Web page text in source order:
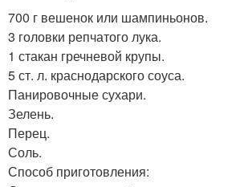
700 г вешенок или шампиньонов.
3 головки репчатого лука.
1 стакан гречневой крупы.
5 ст. л. краснодарского соуса.
Панировочные сухари.
Зелень.
Перец.
Соль.
Способ приготовления: